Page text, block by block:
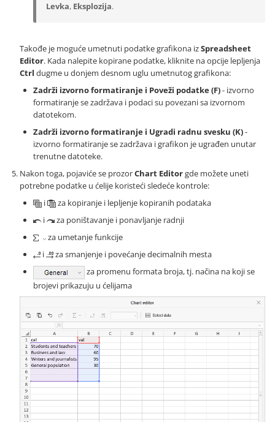
Levka, Eksplozija.
Takođe je moguće umetnuti podatke grafikona izSpreadsheet
Editor. Kada nalepite kopirane podatke, kliknite na opcije lepljenja
Ctrl dugme u donjem desnom uglu umetnutog grafikona:
Zadrži izvorno formatiranje i Poveži podatke (F)- izvorno
formatiranje se zadržava i podaci su povezani sa izvornom
datotekom.
Zadrži izvorno formatiranje i Ugradi radnu svesku (K)-
izvorno formatiranje se zadržava i grafikon je ugrađen unutar
trenutne datoteke.
Nakon toga, pojaviće se prozorChart Editorgde možete uneti
potrebne podatke u ćelije koristeći sledeće kontrole:
i
za kopiranje i lepljenje kopiranih podataka
i
za poništavanje i ponavljanje radnji
za umetanje funkcije
i
za smanjenje i povećanje decimalnih mesta
za promenu formata broja, tj. načina na koji se
brojevi prikazuju u ćelijama